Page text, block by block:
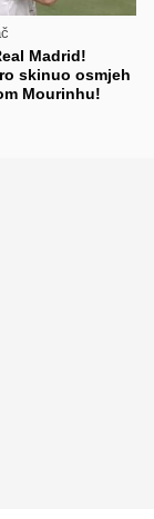
Madrid!
skinuo osmjeh
Mourinhu!